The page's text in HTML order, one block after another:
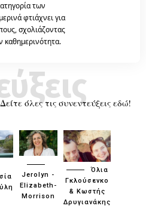
των
φτιάχνει για
σχολιάζοντας
καθημερινότητα.
όλες τις συνεντεύξεις εδώ!
Jerolyn -
Elizabeth-
Morrison
Όλια
Γκλούσενκο
& Κωστής
Δρυγιανάκης